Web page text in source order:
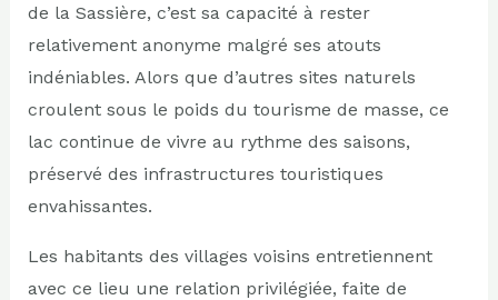
de la Sassière, c’est sa capacité à rester
relativement anonyme malgré ses atouts
indéniables. Alors que d’autres sites naturels
croulent sous le poids du tourisme de masse, ce
lac continue de vivre au rythme des saisons,
préservé des infrastructures touristiques
envahissantes.
Les habitants des villages voisins entretiennent
avec ce lieu une relation privilégiée, faite de